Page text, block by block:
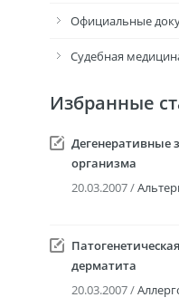
Официальные
Судебная
Избранные
Дегенеративные
организма
20.03.2007 /
дерматита
20.03.2007 /